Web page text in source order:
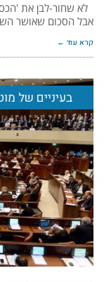
לא שחור-לבן את
אבל הסכום שאושר השבוע – כ-14
קרא עוד ←
בעיניים של